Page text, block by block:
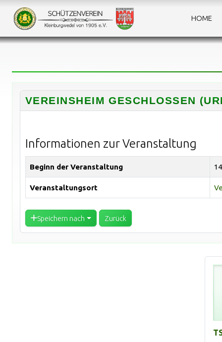
HOME
VEREINSHEIM GESCHLOSSEN
Informationen zur Veranstaltung
Beginn der Veranstaltung
Veranstaltungsort
Speichern nach Zurück